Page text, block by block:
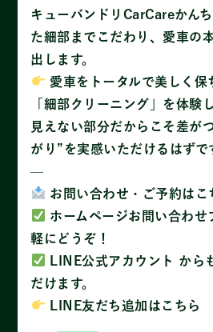
キューバンドリCarCareかん
た細部までこだわり、愛車の
出します。
愛車をトータルで美しく保
「細部クリーニング」を体験
見えない部分だからこそ差が
がり”を実感いただけるはずで
—
お問い合わせ・ご予約はこ
ホームページお問い合わせ
軽にどうぞ！
LINE公式アカウント から
だけます。
LINE友だち追加はこちら